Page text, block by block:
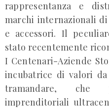
rappresentanza e
marchi internazionali
e accessori. Il
stato recentemente
I Centenari-Aziende
incubatrice di valori
tramandare, che
imprenditoriali